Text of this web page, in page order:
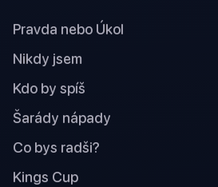
Pravda nebo Úkol
Nikdy jsem
Kdo by spíš
Šarády nápady
Co bys radši?
Kings Cup